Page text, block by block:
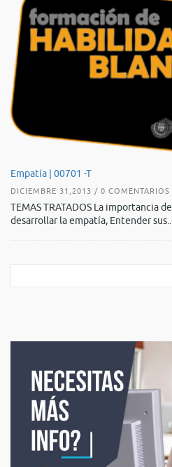
Empatía | 00701 -T
DICIEMBRE 31,2013 / 0 COMENTARIOS
TEMAS TRATADOS La importancia
desarrollar la empatía, Entender